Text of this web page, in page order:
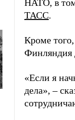
НАТО, в том
ТАСС.
Кроме
Финляндия
«Если я
дела», –